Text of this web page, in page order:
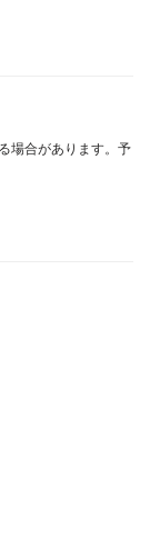
場合があります。予